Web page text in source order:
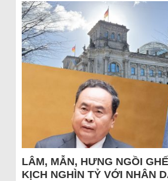
LÂM, MẪN, HƯNG NGỒI
KỊCH NGHÌN TỶ VỚI NHÂN